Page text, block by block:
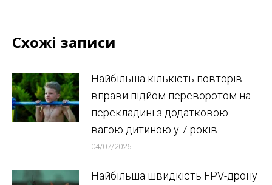
Схожі записи
Найбільша кількість повторів
вправи підйом переворотом на
перекладині з додатковою
вагою дитиною у 7 років
04/07/2026
Найбільша швидкість FPV-дрону